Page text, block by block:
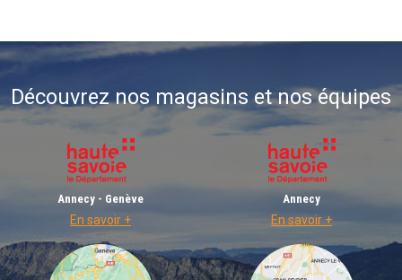
Découvrez nos magasins et nos équipes
Annecy - Genève
En savoir +
Annecy
En savoir +